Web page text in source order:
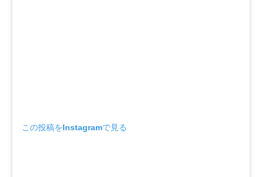
この投稿をInstagramで見る